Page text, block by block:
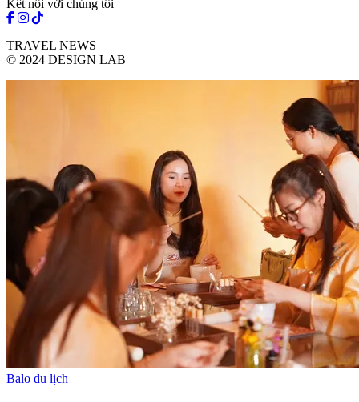
Kết nối với chúng tôi
TRAVEL NEWS
© 2024 DESIGN LAB
Balo du lịch